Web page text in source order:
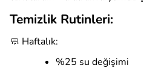
Temizlik Rutinleri:
🧼 Haftalık:
%25 su değişimi